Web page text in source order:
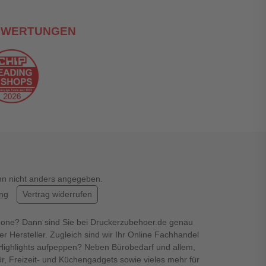
nicht anders angegeben.
Vertrag widerrufen
Dann sind Sie bei Druckerzubehoer.de genau
Hersteller. Zugleich sind wir Ihr Online Fachhandel
aufpeppen? Neben Bürobedarf und allem,
Freizeit- und Küchengadgets sowie vieles mehr für